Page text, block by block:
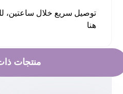
توصيل سريع خلال ساعتين،
هنا
منتجات